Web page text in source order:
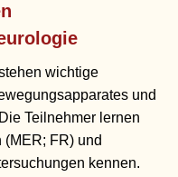
wichtige
und
Teilnehmer lernen
(MER; FR) und
kennen.